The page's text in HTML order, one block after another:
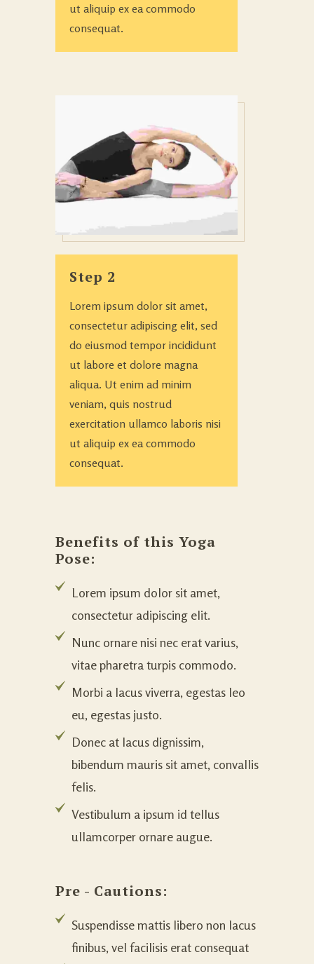
ut aliquip ex ea commodo
consequat.
Step 2
Lorem ipsum dolor sit amet,
consectetur adipiscing elit, sed
do eiusmod tempor incididunt
ut labore et dolore magna
aliqua. Ut enim ad minim
veniam, quis nostrud
exercitation ullamco laboris nisi
ut aliquip ex ea commodo
consequat.
Benefits of this Yoga
Pose:
Lorem ipsum dolor sit amet,
consectetur adipiscing elit.
Nunc ornare nisi nec erat varius,
vitae pharetra turpis commodo.
Morbi a lacus viverra, egestas leo
eu, egestas justo.
Donec at lacus dignissim,
bibendum mauris sit amet, convallis
felis.
Vestibulum a ipsum id tellus
ullamcorper ornare augue.
Pre - Cautions:
Suspendisse mattis libero non lacus
finibus, vel facilisis erat consequat